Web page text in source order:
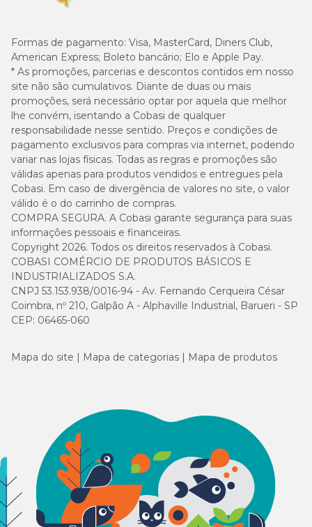
Formas de pagamento: Visa, MasterCard, Diners Club,
American Express; Boleto bancário; Elo e Apple Pay.
* As promoções, parcerias e descontos contidos em nosso
site não são cumulativos. Diante de duas ou mais
promoções, será necessário optar por aquela que melhor
lhe convém, isentando a Cobasi de qualquer
responsabilidade nesse sentido. Preços e condições de
pagamento exclusivos para compras via internet, podendo
variar nas lojas físicas. Todas as regras e promoções são
válidas apenas para produtos vendidos e entregues pela
Cobasi. Em caso de divergência de valores no site, o valor
válido é o do carrinho de compras.
COMPRA SEGURA. A Cobasi garante segurança para suas
informações pessoais e financeiras.
Copyright 2026. Todos os direitos reservados à Cobasi.
COBASI COMÉRCIO DE PRODUTOS BÁSICOS E
INDUSTRIALIZADOS S.A.
CNPJ 53.153.938/0016-94 - Av. Fernando Cerqueira César
Coimbra, nº 210, Galpão A - Alphaville Industrial, Barueri - SP
CEP: 06465-060
Mapa do site Mapa de categorias Mapa de produtos